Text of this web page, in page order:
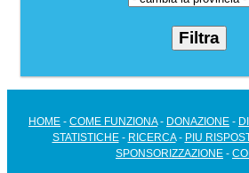
HOME - COME FUNZIONA- DONAZIONE -
STATISTICHE- RICERCA- PIU
SPONSORIZZAZIONE -